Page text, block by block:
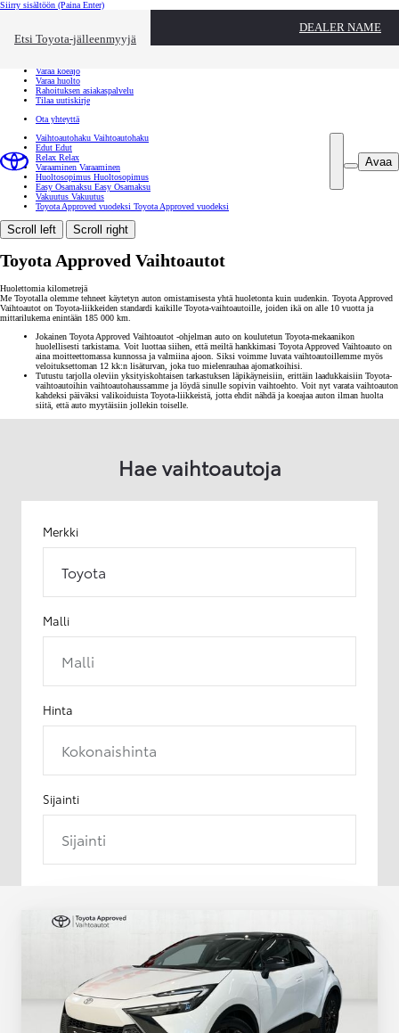
Siirry sisältöön (Paina Enter)
Etsi Toyota-jälleenmyyjä
DEALER NAME
Toyota palvelee Sulje
Varaa koeajo
Varaa huolto
Rahoituksen asiakaspalvelu
Tilaa uutiskirje
Ota yhteyttä
Avaa
Vaihtoautohaku Vaihtoautohaku
Edut Edut
Relax Relax
Varaaminen Varaaminen
Huoltosopimus Huoltosopimus
Easy Osamaksu Easy Osamaksu
Vakuutus Vakuutus
Toyota Approved vuodeksi Toyota Approved vuodeksi
Scroll left Scroll right
Toyota Approved Vaihtoautot
Huolettomia kilometrejä
Me Toyotalla olemme tehneet käytetyn auton omistamisesta yhtä huoletonta kuin uudenkin. Toyota Approved
Vaihtoautot on Toyota-liikkeiden standardi kaikille Toyota-vaihtoautoille, joiden ikä on alle 10 vuotta ja
mittarilukema enintään 185 000 km.
Jokainen Toyota Approved Vaihtoautot -ohjelman auto on koulutetun Toyota-mekaanikon
huolellisesti tarkistama. Voit luottaa siihen, että meiltä hankkimasi Toyota Approved Vaihtoauto on
aina moitteettomassa kunnossa ja valmiina ajoon. Siksi voimme luvata vaihtoautoillemme myös
veloituksettoman 12 kk:n lisäturvan, joka tuo mielenrauhaa ajomatkoihisi.
Tutustu tarjolla oleviin yksityiskohtaisen tarkastuksen läpikäyneisiin, erittäin laadukkaisiin Toyota-
vaihtoautoihin vaihtoautohaussamme ja löydä sinulle sopivin vaihtoehto. Voit nyt varata vaihtoauton
kahdeksi päiväksi valikoiduista Toyota-liikkeistä, jotta ehdit nähdä ja koeajaa auton ilman huolta
siitä, että auto myytäisiin jollekin toiselle.
Hae vaihtoautoja
Merkki
Toyota
Malli
Malli
Hinta
Kokonaishinta
Sijainti
Sijainti